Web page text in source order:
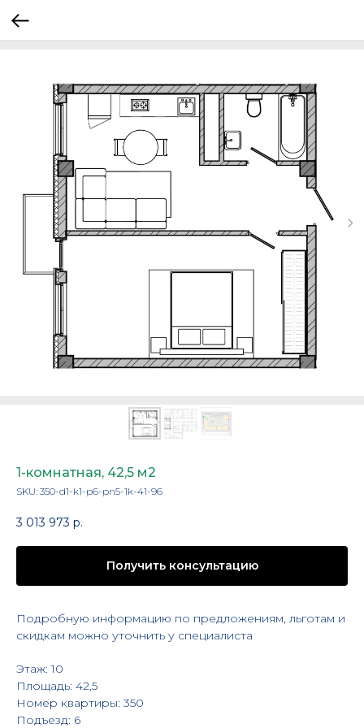
1-комнатная, 42,5 м2
SKU: 350-d1-k1-p6-pn5-1k-41-96
3 013 973 р.
Получить консультацию
Подробную информацию по предложениям, льготам и
скидкам можно уточнить у специалиста
Этаж: 10
Площадь: 42,5
Номер квартиры: 350
Подъезд: 6